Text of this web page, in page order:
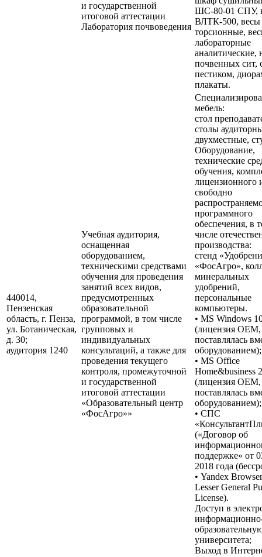
и государственной
итоговой аттестации
Лаборатория почвоведения
ШС-80-01 СПУ,
ВЛТК-500, весы
торсионные,
лабораторные
аналитические,
почвенных сит,
пестиком,
плакаты.
440014,
Пензенская
область, г. Пенза,
ул. Ботаническая,
д. 30;
аудитория 1240
Учебная аудитория,
оснащенная
оборудованием,
техническими средствами
обучения для проведения
занятий всех видов,
предусмотренных
образовательной
программой, в том числе
групповых и
индивидуальных
консультаций, а также для
проведения текущего
контроля, промежуточной
и государственной
итоговой аттестации
«Образовательный центр
«ФосАгро»»
мебель:
стол
столы
двухместные,
Оборудование,
технические
обучения,
лицензионного
свободно
программного
обеспечения, в
числе
производства:
стенд
«ФосАгро»,
минеральных
удобрений,
персональные
компьютеры.
• MS Windows
(лицензия OEM,
поставлялась
оборудованием);
• MS Office
Home&business
(лицензия OEM,
поставлялась
оборудованием);
• СПС
(«Договор об
поддержке» от
2018 года
• Yandex
Lesser General
License).
Доступ в
университета;
Выход в